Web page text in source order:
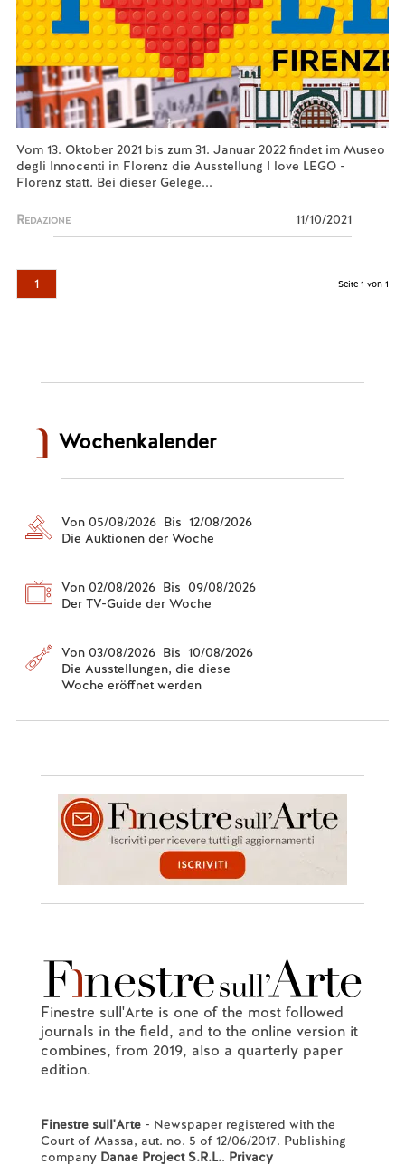
Vom 13. Oktober 2021 bis zum 31. Januar 2022 findet im Museo
degli Innocenti in Florenz die Ausstellung I love LEGO -
Florenz statt. Bei dieser Gelege...
Redazione 11/10/2021
1 Seite 1 von 1
Wochenkalender
Von 05/08/2026 Bis 12/08/2026
Die Auktionen der Woche
Von 02/08/2026 Bis 09/08/2026
Der TV-Guide der Woche
Von 03/08/2026 Bis 10/08/2026
Die Ausstellungen, die diese
Woche eröffnet werden
Finestre sull'Arte is one of the most followed
journals in the field, and to the online version it
combines, from 2019, also a quarterly paper
edition.
Finestre sull'Arte- Newspaper registered with the
Court of Massa, aut. no. 5 of 12/06/2017. Publishing
company Danae Project S.R.L.. Privacy